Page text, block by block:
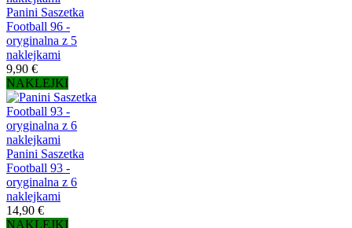
Panini Saszetka
Football 96 -
oryginalna z 5
naklejkami
9,90 €
NAKLEJKI
Panini Saszetka
Football 93 -
oryginalna z 6
naklejkami
14,90 €
NAKLEJKI